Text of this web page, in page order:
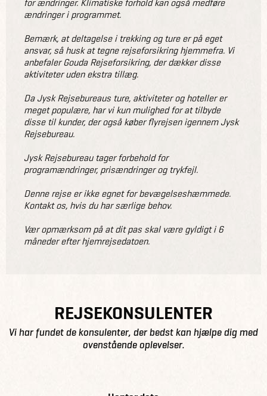
for ændringer. Klimatiske forhold kan også medføre
ændringer i programmet.
Bemærk, at deltagelse i trekking og ture er på eget
ansvar, så husk at tegne rejseforsikring hjemmefra. Vi
anbefaler Gouda Rejseforsikring, der dækker disse
aktiviteter uden ekstra tillæg.
Da Jysk Rejsebureaus ture, aktiviteter og hoteller er
meget populære, har vi kun mulighed for at tilbyde
disse til kunder, der også køber flyrejsen igennem Jysk
Rejsebureau.
Jysk Rejsebureau tager forbehold for
programændringer, prisændringer og trykfejl.
Denne rejse er ikke egnet for bevægelseshæmmede.
Kontakt os, hvis du har særlige behov.
Vær opmærksom på at dit pas skal være gyldigt i 6
måneder efter hjemrejsedatoen.
REJSEKONSULENTER
Vi har fundet de konsulenter, der bedst kan hjælpe dig med
ovenstående oplevelser.